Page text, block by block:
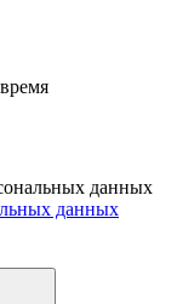
данных
данных